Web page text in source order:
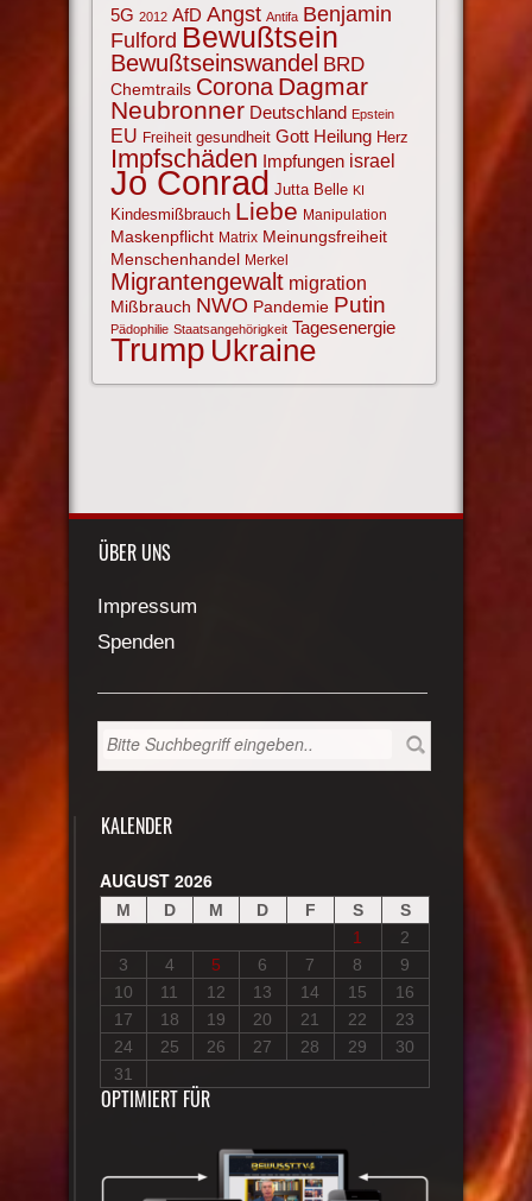
5G 2012 AfD Angst Antifa Benjamin
Fulford Bewußtsein
Bewußtseinswandel BRD
Chemtrails Corona Dagmar
Neubronner Deutschland Epstein
EU Freiheit gesundheit Gott Heilung Herz
Impfschäden Impfungen israel
Jo Conrad Jutta Belle KI
Kindesmißbrauch Liebe Manipulation
Maskenpflicht Matrix Meinungsfreiheit
Menschenhandel Merkel
Migrantengewalt migration
Mißbrauch NWO Pandemie Putin
Pädophilie Staatsangehörigkeit Tagesenergie
Trump Ukraine
ÜBER UNS
Impressum
Spenden
KALENDER
AUGUST 2026
M D M D F S
S
1
2
3
4 5 6 7 8
9
10
11 12 13 14 15
16
17
18 19 20 21 22
23
24
25 26 27 28 29
30
31
OPTIMIERT FÜR